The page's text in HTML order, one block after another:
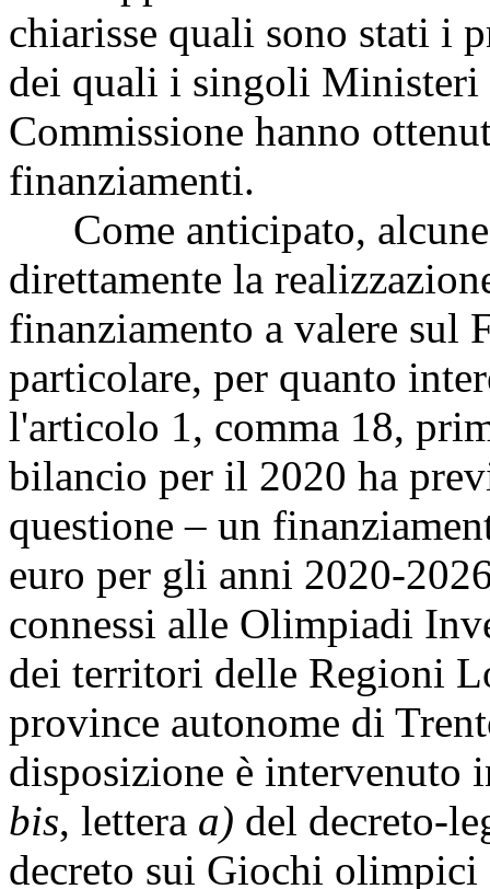
chiarisse quali sono stati i
dei quali i singoli
Commissione hanno
finanziamenti.
Come anticipato, alcune
direttamente la
finanziamento a valere sul
particolare, per quanto
l'articolo 1, comma 18,
bilancio per il 2020 ha
questione – un
euro per gli anni 2020-
connessi alle Olimpiadi
dei territori delle Regioni
province autonome di
disposizione è intervenuto
bis, lettera a) del decreto-
decreto sui Giochi